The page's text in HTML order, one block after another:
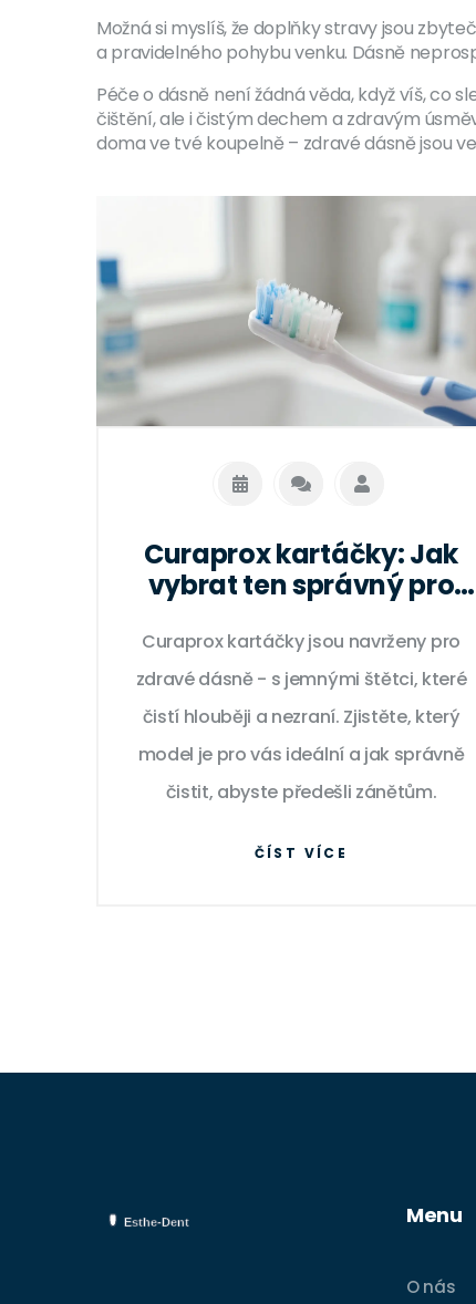
Možná si myslíš, že doplňky stravy jsou
a pravidelného pohybu venku. Dásně
Péče o dásně není žádná věda, když víš, co
čištění, ale i čistým dechem a zdravým
doma ve tvé koupelně – zdravé dásně jsou
Curaprox kartáčky: Jak
vybrat ten správný pro
Curaprox kartáčky jsou navrženy pro
zdravé dásně - s jemnými štětci, které
čistí hlouběji a nezraní. Zjistěte, který
model je pro vás ideální a jak správně
čistit, abyste předešli zánětům.
ČÍST VÍCE
Menu
O nás